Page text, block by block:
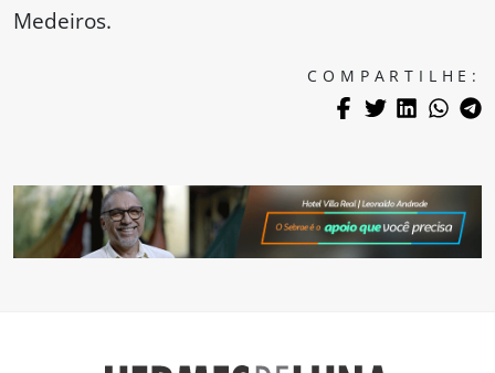
Medeiros.
COMPARTILHE: